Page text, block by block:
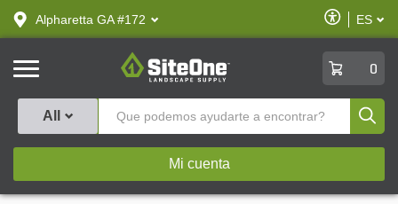
text.skipToContent
text.skipToNavigation
Alpharetta GA #172
Habilitar
ES
SiteOne
0
All
Mi cuenta